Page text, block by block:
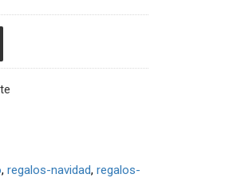
regalos-navidad regalos-